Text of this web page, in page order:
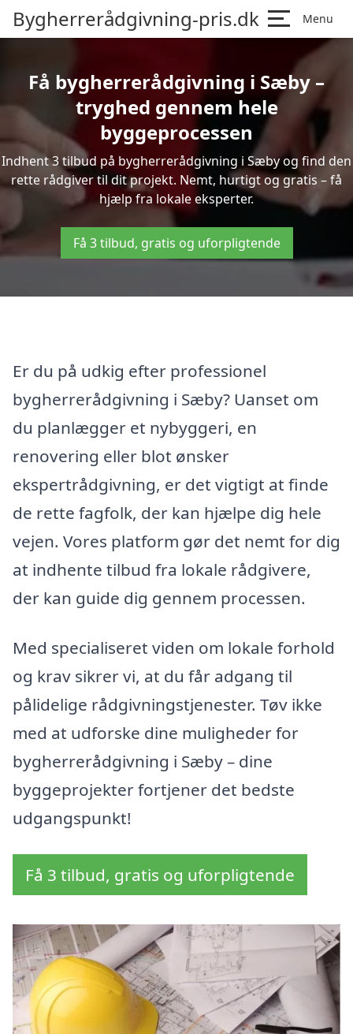
Bygherrerådgivning-pris.dk Menu
Få bygherrerådgivning i Sæby –
tryghed gennem hele
byggeprocessen
Indhent 3 tilbud på bygherrerådgivning i Sæby og find den
rette rådgiver til dit projekt. Nemt, hurtigt og gratis – få
hjælp fra lokale eksperter.
Få 3 tilbud, gratis og uforpligtende
Er du på udkig efter professionel
bygherrerådgivning i Sæby? Uanset om
du planlægger et nybyggeri, en
renovering eller blot ønsker
ekspertrådgivning, er det vigtigt at finde
de rette fagfolk, der kan hjælpe dig hele
vejen. Vores platform gør det nemt for dig
at indhente tilbud fra lokale rådgivere,
der kan guide dig gennem processen.
Med specialiseret viden om lokale forhold
og krav sikrer vi, at du får adgang til
pålidelige rådgivningstjenester. Tøv ikke
med at udforske dine muligheder for
bygherrerådgivning i Sæby – dine
byggeprojekter fortjener det bedste
udgangspunkt!
Få 3 tilbud, gratis og uforpligtende